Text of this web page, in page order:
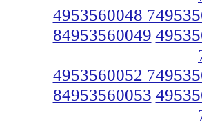
4953560048
84953560049
4953560052
84953560053